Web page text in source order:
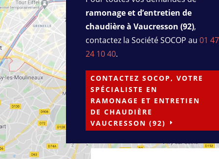
ramonage et d’entretien de
chaudière à Vaucresson (92),
contactez la Société SOCOP au 01 47
24 10 40.
CONTACTEZ SOCOP, VOTRE
SPÉCIALISTE EN
RAMONAGE ET ENTRETIEN
DE CHAUDIÈRE
VAUCRESSON (92)